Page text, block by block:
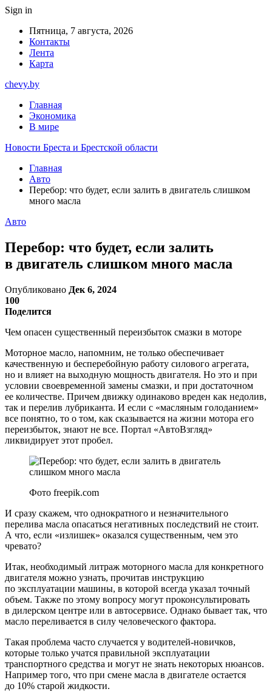
Sign in
Пятница, 7 августа, 2026
Контакты
Лента
Карта
chevy.by
Главная
Экономика
В мире
Новости Бреста и Брестской области
Главная
Авто
Перебор: что будет, если залить в двигатель слишком
много масла
Авто
Перебор: что будет, если залить
в двигатель слишком много масла
Опубликовано Дек 6, 2024
100
Поделится
Чем опасен существенный переизбыток смазки в моторе
Моторное масло, напомним, не только обеспечивает
качественную и бесперебойную работу силового агрегата,
но и влияет на выходную мощность двигателя. Но это и при
условии своевременной замены смазки, и при достаточном
ее количестве. Причем движку одинаково вреден как недолив,
так и перелив лубриканта. И если с «масляным голоданием»
все понятно, то о том, как сказывается на жизни мотора его
переизбыток, знают не все. Портал «АвтоВзгляд»
ликвидирует этот пробел.
Фото freepik.com
И сразу скажем, что однократного и незначительного
перелива масла опасаться негативных последствий не стоит.
А что, если «излишек» оказался существенным, чем это
чревато?
Итак, необходимый литраж моторного масла для конкретного
двигателя можно узнать, прочитав инструкцию
по эксплуатации машины, в которой всегда указал точный
объем. Также по этому вопросу могут проконсультировать
в дилерском центре или в автосервисе. Однако бывает так, что
масло переливается в силу человеческого фактора.
Такая проблема часто случается у водителей-новичков,
которые только учатся правильной эксплуатации
транспортного средства и могут не знать некоторых нюансов.
Например того, что при смене масла в двигателе остается
до 10% старой жидкости.